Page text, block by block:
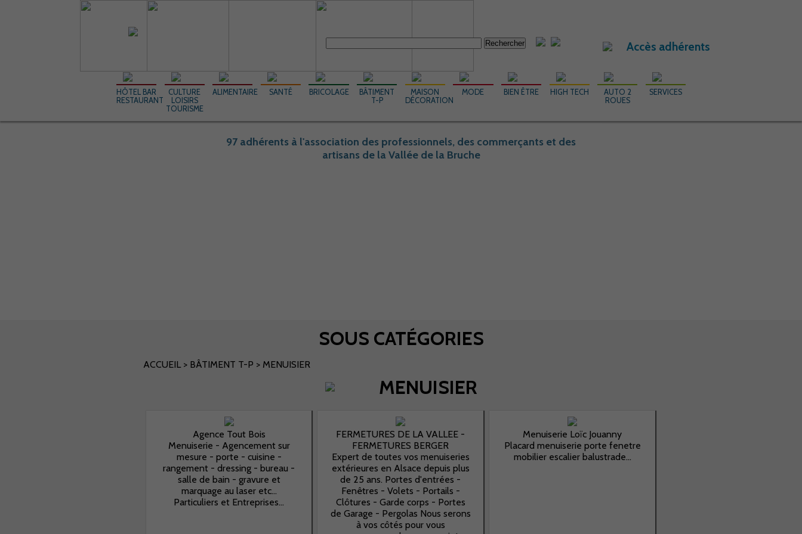
Accès adhérents
HÔTEL BAR
RESTAURANT
CULTURE
LOISIRS
TOURISME
ALIMENTAIRE SANTÉ BRICOLAGE
BÂTIMENT
T-P
MAISON
DÉCORATION
MODE BIEN ÊTRE HIGH TECH
AUTO 2
ROUES
SERVICES
97 adhérents à l'association des professionnels, des commerçants et des
artisans de la Vallée de la Bruche
SOUS CATÉGORIES
ACCUEIL> BÂTIMENT T-P > MENUISIER
MENUISIER
Agence Tout Bois
Menuiserie - Agencement sur
mesure - porte - cuisine -
rangement - dressing - bureau -
salle de bain - gravure et
marquage au laser etc...
Particuliers et Entreprises...
FERMETURES DE LA VALLEE -
FERMETURES BERGER
Expert de toutes vos menuiseries
extérieures en Alsace depuis plus
de 25 ans. Portes d'entrées -
Fenêtres - Volets - Portails -
Clôtures - Garde corps - Portes
de Garage - Pergolas Nous serons
à vos côtés pour vous
Menuiserie Loïc Jouanny
Placard menuiserie porte fenetre
mobilier escalier balustrade...